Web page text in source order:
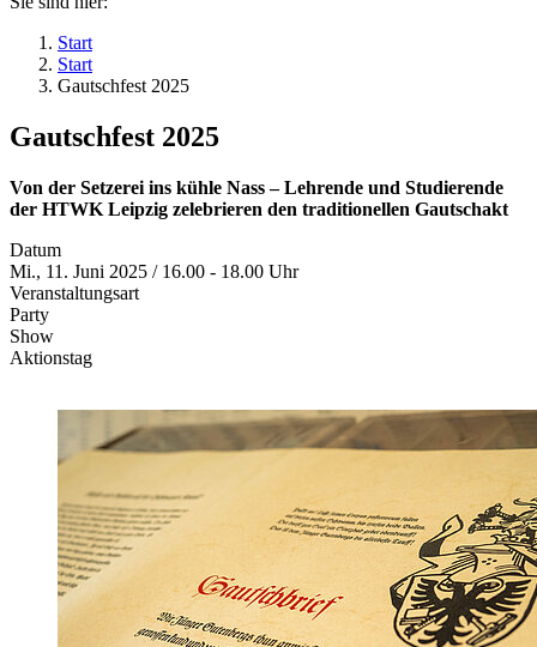
Start
Start
Gautschfest 2025
Gautschfest 2025
Von der Setzerei ins kühle Nass – Lehrende und Studierende
der HTWK Leipzig zelebrieren den traditionellen Gautschakt
Datum
Mi., 11. Juni 2025 / 16.00 - 18.00 Uhr
Veranstaltungsart
Party
Show
Aktionstag